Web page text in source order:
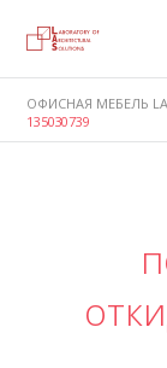
ОФИСНАЯ МЕБЕЛЬ
135030739